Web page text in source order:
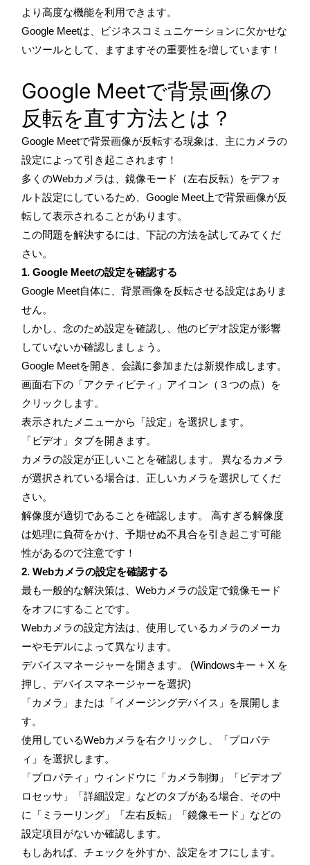
より高度な機能を利用できます。
Google Meetは、ビジネスコミュニケーションに欠かせな
いツールとして、ますますその重要性を増しています！
Google Meetで背景画像の
反転を直す方法とは？
Google Meetで背景画像が反転する現象は、主にカメラの
設定によって引き起こされます！
多くのWebカメラは、鏡像モード（左右反転）をデフォ
ルト設定にしているため、Google Meet上で背景画像が反
転して表示されることがあります。
この問題を解決するには、下記の方法を試してみてくだ
さい。
1. Google Meetの設定を確認する
Google Meet自体に、背景画像を反転させる設定はありま
せん。
しかし、念のため設定を確認し、他のビデオ設定が影響
していないか確認しましょう。
Google Meetを開き、会議に参加または新規作成します。
画面右下の「アクティビティ」アイコン（３つの点）を
クリックします。
表示されたメニューから「設定」を選択します。
「ビデオ」タブを開きます。
カメラの設定が正しいことを確認します。 異なるカメラ
が選択されている場合は、正しいカメラを選択してくだ
さい。
解像度が適切であることを確認します。 高すぎる解像度
は処理に負荷をかけ、予期せぬ不具合を引き起こす可能
性があるので注意です！
2. Webカメラの設定を確認する
最も一般的な解決策は、Webカメラの設定で鏡像モード
をオフにすることです。
Webカメラの設定方法は、使用しているカメラのメーカ
ーやモデルによって異なります。
デバイスマネージャーを開きます。 (Windowsキー + X を
押し、デバイスマネージャーを選択)
「カメラ」または「イメージングデバイス」を展開しま
す。
使用しているWebカメラを右クリックし、「プロパテ
ィ」を選択します。
「プロパティ」ウィンドウに「カメラ制御」「ビデオプ
ロセッサ」「詳細設定」などのタブがある場合、その中
に「ミラーリング」「左右反転」「鏡像モード」などの
設定項目がないか確認します。
もしあれば、チェックを外すか、設定をオフにします。